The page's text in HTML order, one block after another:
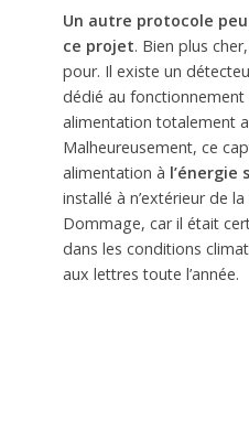
Un autre protocole
ce projet. Bien plus
pour. Il existe un
dédié au fonctionnement
alimentation totalement
Malheureusement, ce
alimentation à l’énergie
installé à n’extérieur de
Dommage, car il était
dans les conditions
aux lettres toute l’année.